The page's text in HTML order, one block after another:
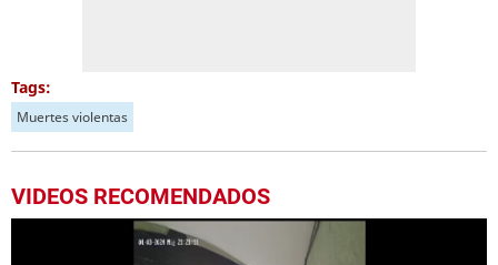
Tags:
Muertes violentas
VIDEOS RECOMENDADOS